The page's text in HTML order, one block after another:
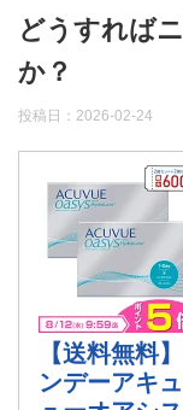
どうすれば
か？
投稿日： 2026-02-24